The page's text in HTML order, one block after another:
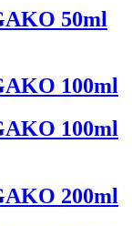
50ml
100ml
100ml
200ml